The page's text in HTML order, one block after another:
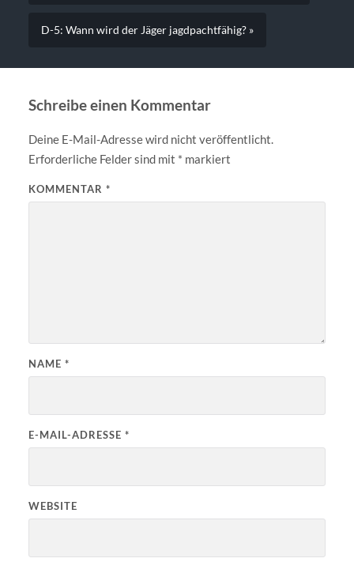
D-5: Wann wird der Jäger jagdpachtfähig? »
Schreibe einen Kommentar
Deine E-Mail-Adresse wird nicht veröffentlicht.
Erforderliche Felder sind mit * markiert
KOMMENTAR *
NAME *
E-MAIL-ADRESSE *
WEBSITE